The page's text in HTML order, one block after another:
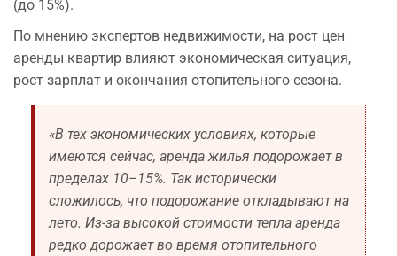
(до 15%).
По мнению экспертов недвижимости, на рост цен
аренды квартир влияют экономическая ситуация,
рост зарплат и окончания отопительного сезона.
«В тех экономических условиях, которые
имеются сейчас, аренда жилья подорожает в
пределах 10–15%. Так исторически
сложилось, что подорожание откладывают на
лето. Из-за высокой стоимости тепла аренда
редко дорожает во время отопительного